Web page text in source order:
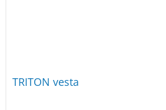
TRITON vesta